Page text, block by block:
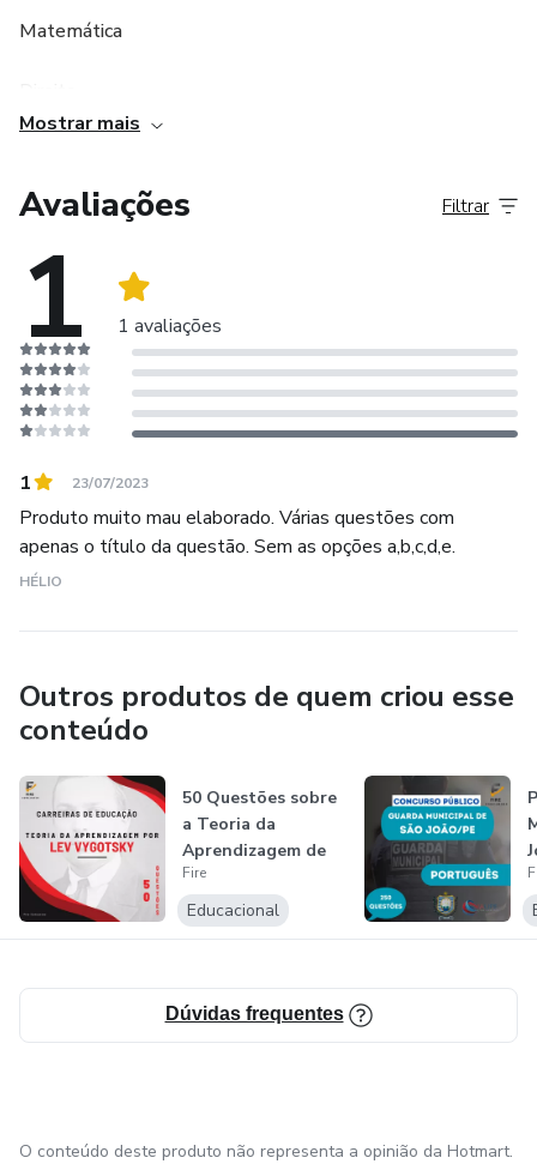
Matemática
Pedagogia
Raciocínio lógico
Informática
Realizamos resumos de concursos há mais de 3 anos.
Criando conteúdo para concursos, material resumido
para estudo. Atuamos com concurso municipal, estadual,
federal, em qualquer área, seja educação, segurança, etc.
Matérias principais:
Português
Matemática
Leis
Pedagogia
Raciocínio lógico
Informática
Mostrar mais
Avaliações
1 1 avaliações
Filtrar
1 23/07/2023
Produto muito mau elaborado. Várias questões com
apenas o título da questão. Sem as opções a,b,c,d,e.
HÉLIO
Outros produtos de quem criou esse
conteúdo
50 Questões sobre
a Teoria da
Aprendizagem de
LEV VYGOTSKY
Fire
Educacional
Dúvidas frequentes
O conteúdo deste produto não representa a opinião da Hotmart.